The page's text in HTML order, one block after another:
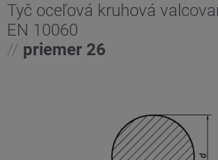
Tyč oceľová kruhová
EN 10060
// priemer 26